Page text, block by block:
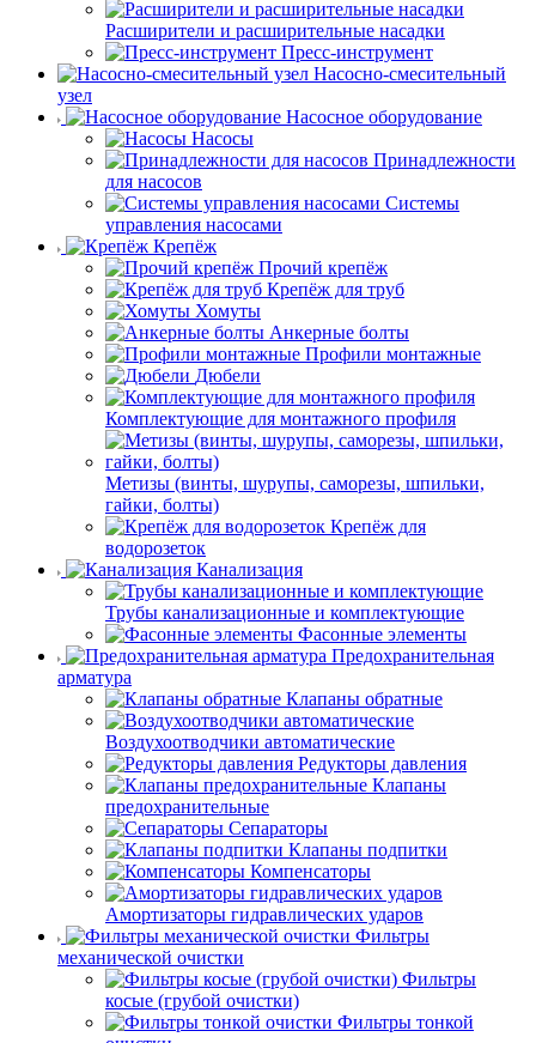
Расширители и расширительные насадки
Пресс-инструмент
Насосно-смесительный
узел
Насосное оборудование
Насосы
Принадлежности
для насосов
Системы
управления насосами
Крепёж
Прочий крепёж
Крепёж для труб
Хомуты
Анкерные болты
Профили монтажные
Дюбели
Комплектующие для монтажного профиля
Метизы (винты, шурупы, саморезы, шпильки,
гайки, болты)
Крепёж для
водорозеток
Канализация
Трубы канализационные и комплектующие
Фасонные элементы
Предохранительная
арматура
Клапаны обратные
Воздухоотводчики автоматические
Редукторы давления
Клапаны
предохранительные
Сепараторы
Клапаны подпитки
Компенсаторы
Амортизаторы гидравлических ударов
Фильтры
механической очистки
Фильтры
косые (грубой очистки)
Фильтры тонкой